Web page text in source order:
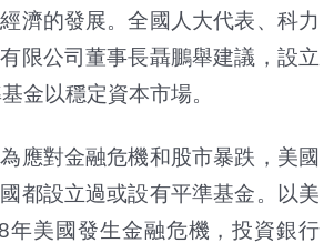
濟的發展。全國人大代表、科力
限公司董事長聶鵬舉建議，設立
金以穩定資本市場。
應對金融危機和股市暴跌，美國
都設立過或設有平準基金。以美
年美國發生金融危機，投資銀行